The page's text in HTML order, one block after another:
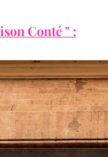
Conté " :